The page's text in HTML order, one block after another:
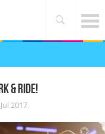
& Ride!
2017.